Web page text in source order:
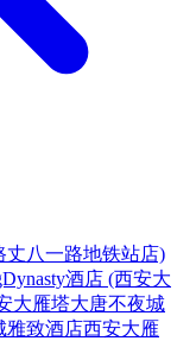
丈八一路地铁站店)
酒店 (西安大
大雁塔大唐不夜城
雅致酒店西安大雁